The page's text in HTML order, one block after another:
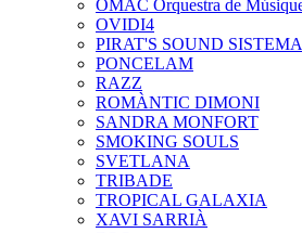
OMAC Orquestra de
OVIDI4
PIRAT'S SOUND SISTEMA
PONCELAM
RAZZ
ROMÀNTIC DIMONI
SANDRA MONFORT
SMOKING SOULS
SVETLANA
TRIBADE
TROPICAL GALAXIA
XAVI SARRIÀ